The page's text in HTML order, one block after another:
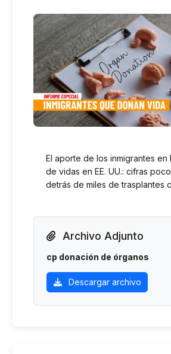
El aporte de los inmigrantes en
de vidas en EE. UU.: cifras
detrás de miles de trasplantes
Archivo Adjunto
cp donación de órganos
Descargar archivo